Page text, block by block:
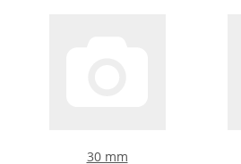
30 mm